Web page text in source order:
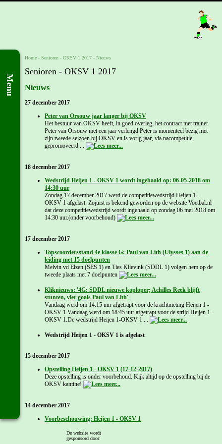
Menu
Home - Senioren - OKSV 1 2017 - Nieuws
Senioren - OKSV 1 2017
Nieuws
27 december 2017
Peter van Orsouw jaar langer bij OKSV
Het bestuur van OKSV heeft, in goed overleg, het contract met trainer
Peter van Orsouw met een jaar verlengd.Peter is momenteel bezig met
zijn tweede seizoen bij OKSV en is vorig jaar, via nacompetitie,
gepromoveerd ...
18 december 2017
Wedstrijd Heijen 1 - OKSV 1 wordt ingehaald op: 06-05-2018 om
14:30 uur
Zondag 17 december 2017 werd de competitiewedstrijd Heijen 1 -
OKSV 1 afgelast. Zojuist is bekend geworden op de website Voetbal.nl
dat deze competitiewedstrijd wordt ingehaald op zondag 06 mei 2018 om
14:30 uur.(onder voorbehoud)
17 december 2017
Topscoordersstand 4e klasse G: Paul van Lith (Ulysses 1) aan de
leiding met 15 doelpunten
Melvin vd Elzen (SES 1) en Ties Klievink (SDDL 1) volgen hem op de
tweede plaats met 7 doelpunten
Kliknieuws: '4G: SDDL nieuwe koploper; Achilles Reek blijft
stunten, vier goals Paul van Lith'
Vandaag werd om 14:15 uur afgetrapt voor de krachtmeting Heijen 1 -
OKSV 1.Vandaag werd om 18:45 uur afgetrapt voor de strijd Heijen 1 -
OKSV 1.De wedstrijd Heijen 1-OKSV 1 ...
Wedstrijd Heijen 1 - OKSV 1 is afgelast
15 december 2017
Opstelling Heijen 1 - OKSV 1 (17-12-2017)
Deze opstelling is onder voorbehoud. Kijk altijd op de opstelling bij de
OKSV kantine!
14 december 2017
Voorbeschouwing: Heijen 1 - OKSV 1
december 2017, om 14:15 uur op het programma.Wanneer er gekeken ...
De website wordt
gesponsord door: